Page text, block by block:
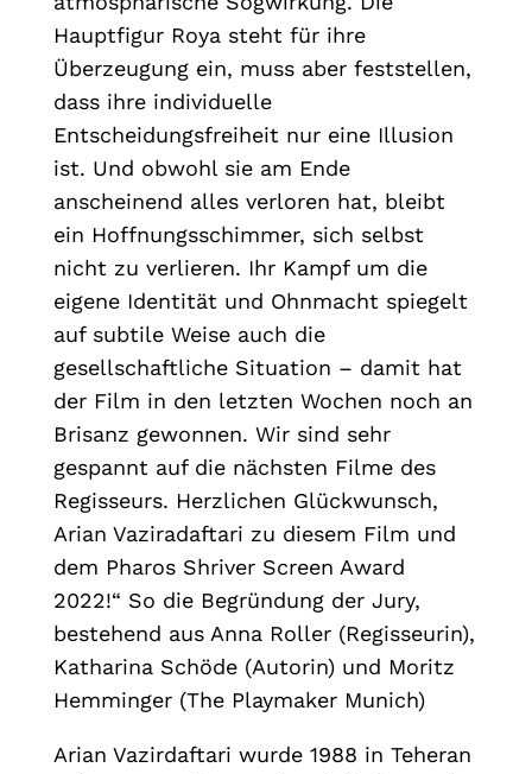
Hauptfigur Roya steht für ihre
Überzeugung ein, muss aber feststellen,
dass ihre individuelle
Entscheidungsfreiheit nur eine Illusion
ist. Und obwohl sie am Ende
anscheinend alles verloren hat, bleibt
ein Hoffnungsschimmer, sich selbst
nicht zu verlieren. Ihr Kampf um die
eigene Identität und Ohnmacht spiegelt
auf subtile Weise auch die
gesellschaftliche Situation – damit hat
der Film in den letzten Wochen noch an
Brisanz gewonnen. Wir sind sehr
gespannt auf die nächsten Filme des
Regisseurs. Herzlichen Glückwunsch,
Arian Vaziradaftari zu diesem Film und
dem Pharos Shriver Screen Award
2022!“ So die Begründung der Jury,
bestehend aus Anna Roller (Regisseurin),
Katharina Schöde (Autorin) und Moritz
Hemminger (The Playmaker Munich)
Arian Vazirdaftari wurde 1988 in Teheran